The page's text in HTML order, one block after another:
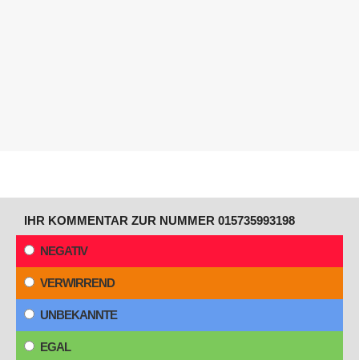
IHR KOMMENTAR ZUR NUMMER 015735993198
NEGATIV
VERWIRREND
UNBEKANNTE
EGAL